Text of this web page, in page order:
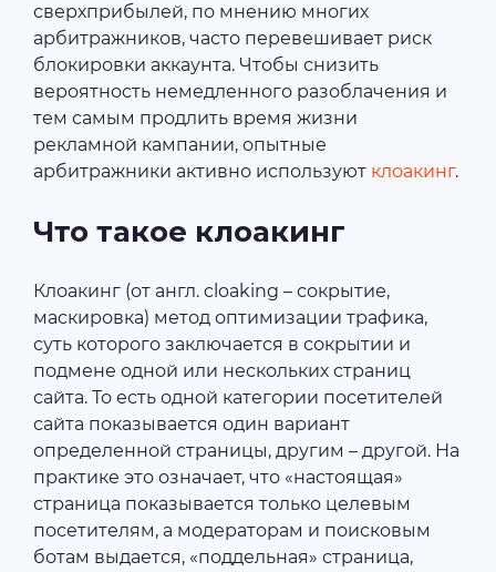
сверхприбылей, по мнению многих
арбитражников, часто перевешивает риск
блокировки аккаунта. Чтобы снизить
вероятность немедленного разоблачения и
тем самым продлить время жизни
рекламной кампании, опытные
арбитражники активно используют клоакинг.
Что такое клоакинг
Клоакинг (от англ. cloaking – сокрытие,
маскировка) метод оптимизации трафика,
суть которого заключается в сокрытии и
подмене одной или нескольких страниц
сайта. То есть одной категории посетителей
сайта показывается один вариант
определенной страницы, другим – другой. На
практике это означает, что «настоящая»
страница показывается только целевым
посетителям, а модераторам и поисковым
ботам выдается, «поддельная» страница,